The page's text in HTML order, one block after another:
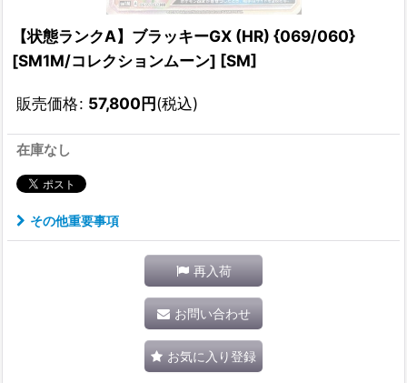
【状態ランクA】ブラッキーGX (HR) {069/060}
[SM1M/コレクションムーン] [SM]
販売価格: 57,800円(税込)
在庫なし
その他重要事項
再入荷
お問い合わせ
お気に入り登録